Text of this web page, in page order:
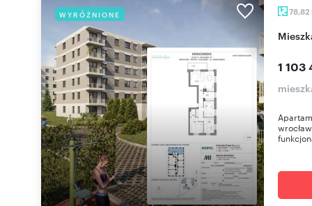
WYRÓŻNIONE 78,82
1 103